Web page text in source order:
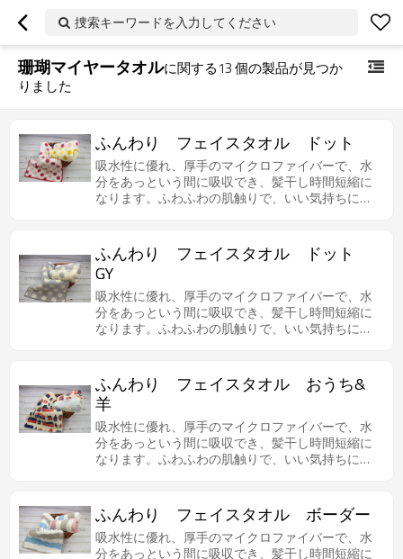
捜索キーワードを入力してください
珊瑚マイヤータオルに関する13個の製品が見つか
りました
ふんわり フェイスタオル ドット
吸水性に優れ、厚手のマイクロファイバーで、水
分をあっという間に吸収でき、髪干し時間短縮に
なります。ふわふわの肌触りで、いい気持ちにな
ふんわり フェイスタオル ドット
GY
吸水性に優れ、厚手のマイクロファイバーで、水
分をあっという間に吸収でき、髪干し時間短縮に
なります。ふわふわの肌触りで、いい気持ちにな
ふんわり フェイスタオル おうち&
羊
吸水性に優れ、厚手のマイクロファイバーで、水
分をあっという間に吸収でき、髪干し時間短縮に
なります。ふわふわの肌触りで、いい気持ちにな
ふんわり フェイスタオル ボーダー
吸水性に優れ、厚手のマイクロファイバーで、水
分をあっという間に吸収でき、髪干し時間短縮に